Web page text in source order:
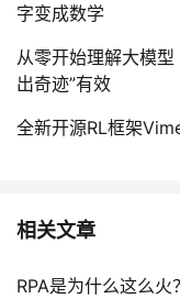
字变成数学
从零开始理解大模
出奇迹”有效
全新开源RL框架
相关文章
RPA是为什么这么火